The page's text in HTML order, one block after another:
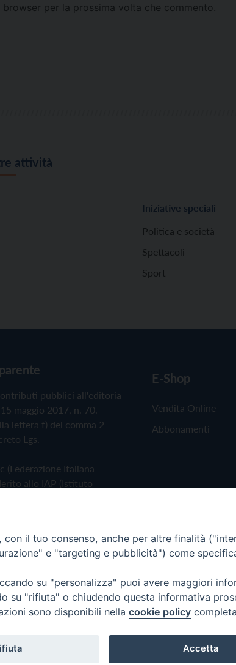
per la prossima volta che commento.
attività
Iniziative speciali
Politica e società
Spettacoli
Sport
pubblici all'editoria
maggio 2017, n. 70.
lettera f) del comma 2
Lgs.
(Federazione Italiana
allo IAP (Istituto
E-Shop
Vendita Online
Abbonamenti
il tuo consenso, anche per altre finalità
e "targeting e pubblicità") come
su "personalizza" puoi avere maggiori
su "rifiuta" o chiudendo questa informativa
sono disponibili nella cookie policy
Accetta